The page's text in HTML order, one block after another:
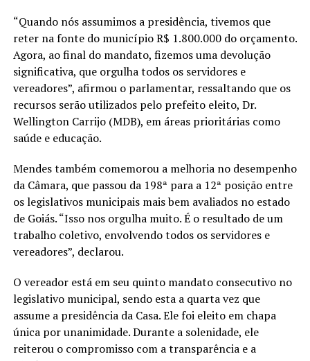
“Quando nós assumimos a presidência, tivemos que
reter na fonte do município R$ 1.800.000 do orçamento.
Agora, ao final do mandato, fizemos uma devolução
significativa, que orgulha todos os servidores e
vereadores”, afirmou o parlamentar, ressaltando que os
recursos serão utilizados pelo prefeito eleito, Dr.
Wellington Carrijo (MDB), em áreas prioritárias como
saúde e educação.
Mendes também comemorou a melhoria no desempenho
da Câmara, que passou da 198ª para a 12ª posição entre
os legislativos municipais mais bem avaliados no estado
de Goiás. “Isso nos orgulha muito. É o resultado de um
trabalho coletivo, envolvendo todos os servidores e
vereadores”, declarou.
O vereador está em seu quinto mandato consecutivo no
legislativo municipal, sendo esta a quarta vez que
assume a presidência da Casa. Ele foi eleito em chapa
única por unanimidade. Durante a solenidade, ele
reiterou o compromisso com a transparência e a